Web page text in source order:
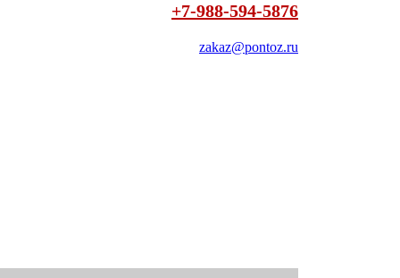
+7-988-594-5876
zakaz@pontoz.ru